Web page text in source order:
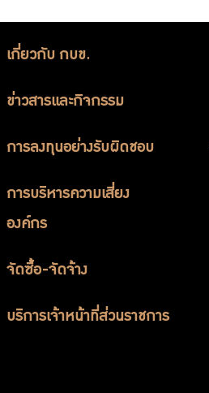
เกี่ยวกับ กบข.
ข่าวสารและกิจกรรม
การลงทุนอย่างรับผิดชอบ
การบริหารความเสี่ยง
องค์กร
จัดซื้อ-จัดจ้าง
บริการเจ้าหน้าที่ส่วนราชการ